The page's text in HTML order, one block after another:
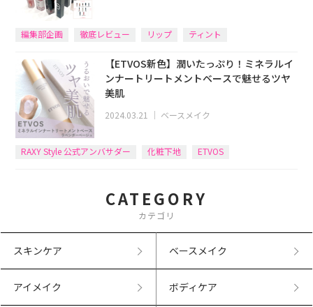
編集部企画 徹底レビュー リップ ティント
【ETVOS新色】潤いたっぷり！ミネラルイ
ンナートリートメントベースで魅せるツヤ
美肌
2024.03.21 ｜ ベースメイク
RAXY Style 公式アンバサダー 化粧下地 ETVOS
CATEGORY
カテゴリ
スキンケア ベースメイク
アイメイク ボディケア